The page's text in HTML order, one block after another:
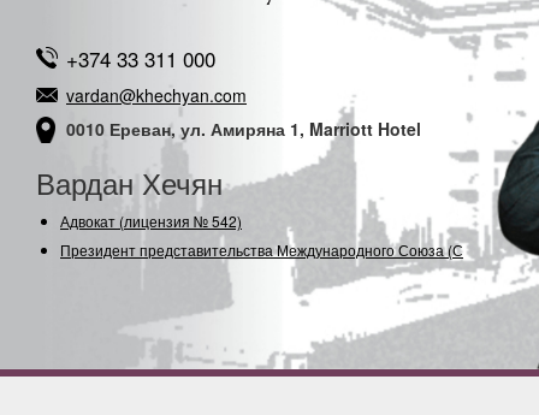
+374 33 311 000
vardan@khechyan.com
0010 Ереван, ул. Амиряна 1, Marriott Hotel
Вардан Хечян
Адвокат (лицензия № 542)
Президент представительства Международного Союза